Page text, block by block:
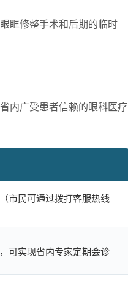
眶修整手术和后期的临时
内广受患者信赖的眼科医疗
市民可通过拨打客服热线
可实现省内专家定期会诊